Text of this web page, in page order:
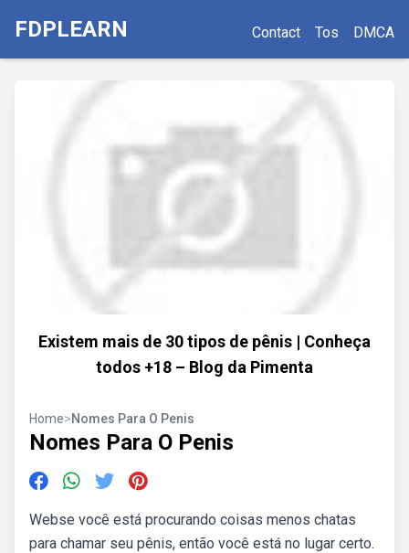
FDPLEARN Contact Tos DMCA
Existem mais de 30 tipos de pênis | Conheça
todos +18 – Blog da Pimenta
Home>Nomes Para O Penis
Nomes Para O Penis
Webse você está procurando coisas menos chatas
para chamar seu pênis, então você está no lugar certo.